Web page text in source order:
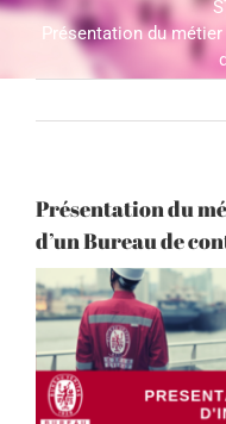
Présentation du métier
Présentation du
d’un Bureau de